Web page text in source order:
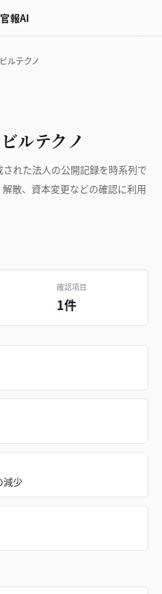
官報AI
ルテクノ
ルテクノ
れた法人の公開記録を時系列で
散、資本変更などの確認に利用
確認項目
1件
減少